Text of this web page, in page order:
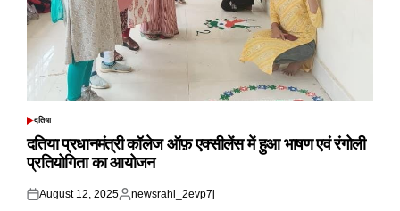
POSTED
दतिया
दतिया प्रधानमंत्री कॉलेज ऑफ़ एक्सीलेंस में हुआ भाषण एवं रंगोली
प्रतियोगिता का आयोजन
Posted
August 12, 2025
Posted
newsrahi_2evp7j